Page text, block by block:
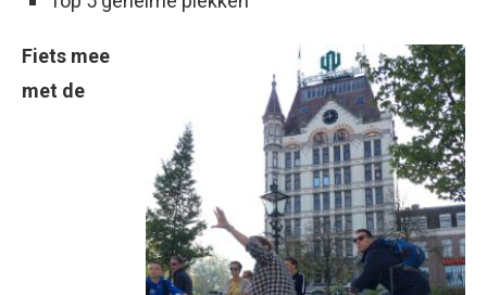
Fiets mee
met de